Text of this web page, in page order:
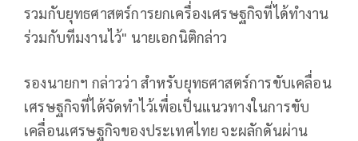
รวมกับยุทธศาสตร์การยกเครื่องเศรษฐกิจที่ได้ทำงาน
ร่วมกับทีมงานไว้" นายเอกนิติกล่าว
รองนายกฯ กล่าวว่า สำหรับยุทธศาสตร์การขับเคลื่อน
เศรษฐกิจที่ได้จัดทำไว้เพื่อเป็นแนวทางในการขับ
เคลื่อนเศรษฐกิจของประเทศไทย จะผลักดันผ่าน